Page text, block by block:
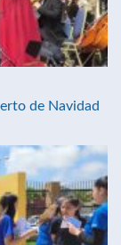
de Navidad